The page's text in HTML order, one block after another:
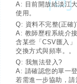
A: 目前開放給淡江
使用。
Q: 資料不完整(正確
A: 教師歷程系統介
含某些「CSV匯入
交換方式與頻率。。
Q: 我無法登入?
A: 請確認您的單一
若需進一步協助，